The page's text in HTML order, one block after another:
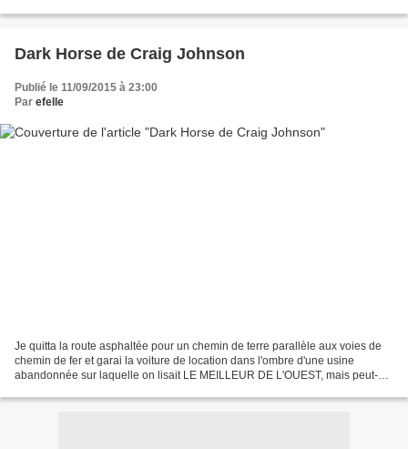
Dark Horse de Craig Johnson
Publié le 11/09/2015 à 23:00
Par efelle
Je quitta la route asphaltée pour un chemin de terre parallèle aux voies de
chemin de fer et garai la voiture de location dans l'ombre d'une usine
abandonnée sur laquelle on lisait LE MEILLEUR DE L'OUEST, mais peut-